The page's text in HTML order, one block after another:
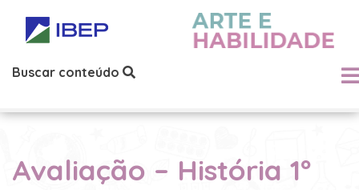
Buscar conteúdo
Avaliação – História 1º